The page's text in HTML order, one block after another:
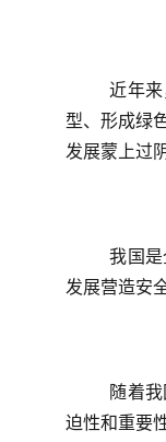
近年
型、形成绿
发展蒙上过
我国
发展营造安
随着
迫性和重要性